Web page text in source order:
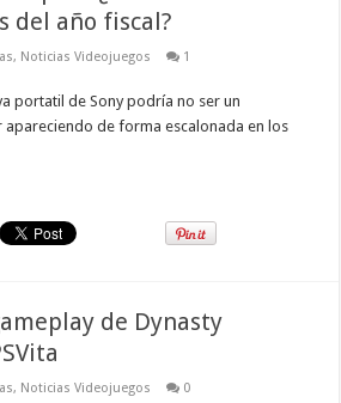
del año fiscal?
, Noticias Videojuegos 1
portatil de Sony podría no ser un
apareciendo de forma escalonada en los
de Dynasty
, Noticias Videojuegos 0